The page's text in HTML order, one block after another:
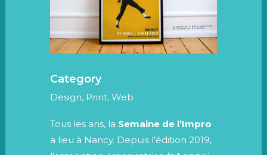
Category
Design, Print, Web
Tous les ans, la Semaine de l’Impro
a lieu à Nancy. Depuis l’édition 2019,